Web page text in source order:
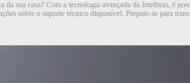
da sua casa? Com a tecnologia avançada da Intelbras, é
sobre o suporte técnico disponível. Prepare-se para